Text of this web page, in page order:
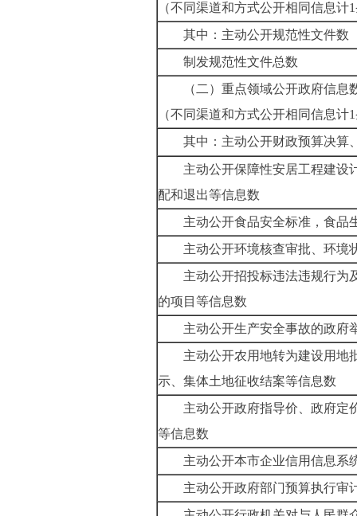
（不同渠道和方式公开相同信息计1
其中：主动公开规范性文件数
制发规范性文件总数
（二）重点领域公开政府信息
（不同渠道和方式公开相同信息计1
其中：主动公开财政预算决算
主动公开保障性安居工程建设
配和退出等信息数
主动公开食品安全标准，食品
主动公开环境核查审批、环境
主动公开招投标违法违规行为
的项目等信息数
主动公开生产安全事故的政府
主动公开农用地转为建设用地
示、集体土地征收结案等信息数
主动公开政府指导价、政府定
等信息数
主动公开本市企业信用信息系
主动公开政府部门预算执行审